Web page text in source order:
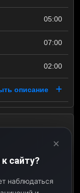
05:00
07:00
02:00
описание
×
сайту?
наблюдаться